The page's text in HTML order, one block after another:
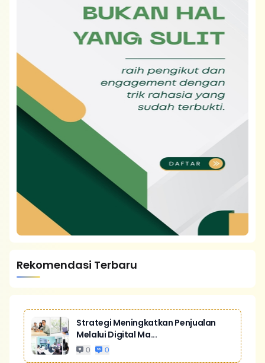
Rekomendasi Terbaru
Strategi Meningkatkan Penjualan
Melalui Digital Ma...
0 0